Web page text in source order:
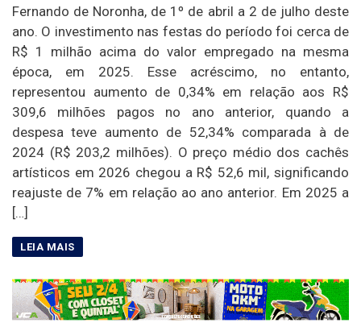
Fernando de Noronha, de 1º de abril a 2 de julho deste
ano. O investimento nas festas do período foi cerca de
R$ 1 milhão acima do valor empregado na mesma
época, em 2025. Esse acréscimo, no entanto,
representou aumento de 0,34% em relação aos R$
309,6 milhões pagos no ano anterior, quando a
despesa teve aumento de 52,34% comparada à de
2024 (R$ 203,2 milhões). O preço médio dos cachês
artísticos em 2026 chegou a R$ 52,6 mil, significando
reajuste de 7% em relação ao ano anterior. Em 2025 a
[…]